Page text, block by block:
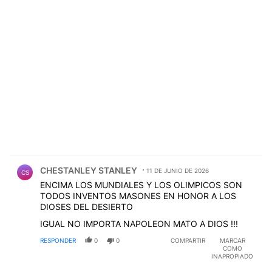
CS CHESTANLEY STANLEY 11 DE JUNIO DE 2026
ENCIMA LOS MUNDIALES Y LOS OLIMPICOS SON
TODOS INVENTOS MASONES EN HONOR A LOS
DIOSES DEL DESIERTO
IGUAL NO IMPORTA NAPOLEON MATO A DIOS !!!
RESPONDER 0 0 COMPARTIR
MARCAR
COMO
INAPROPIADO